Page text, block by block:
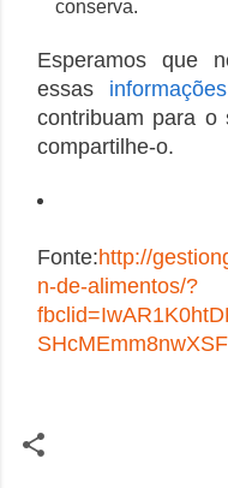
conserva.
Esperamos que
essas informações
contribuam para o
compartilhe-o.
Fonte:http://
n-de-alimentos/?